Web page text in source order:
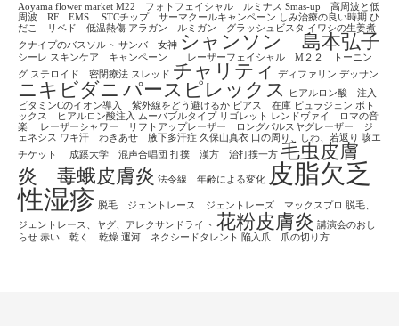
Aoyama flower market M22 フォトフェイシャル ルミナス Smas-up 高周波と低
周波 RF EMS
STCチップ サーマクールキャンペーン しみ治療の良い時期 ひ
だこ リベド 低温熱傷 アラガン ルミガン グラッシュビスタ イワシの生姜煮
クナイプのバスソルト サンバ 女神 シャンソン 島本弘子
シーレ スキンケア キャンペーン レーザーフェイシャル M２２ トーニン
グ ステロイド 密閉療法 スレッド チャリティ ディファリン デッサン
ニキビダニ パースピレックス
ヒアルロン酸 注入
ビタミンCのイオン導入 紫外線をどう避けるか ピアス 在庫 ピュラジェン ボト
ックス ヒアルロン酸注入
ムーバブルタイプ リゴレット レンドヴァイ ロマの音
楽
レーザーシャワー リフトアップレーザー ロングパルスヤグレーザー ジ
ェネシス ワキ汗 わきあせ 腋下多汗症 久保山真衣 口の周り、しわ、若返り 咳エ
チケット
成蹊大学 混声合唱団 打撲 漢方 治打撲一方 毛虫皮膚
炎 毒蛾皮膚炎 法令線 年齢による変化
皮脂欠乏
性湿疹 脱毛 ジェントレース ジェントレーズ マックスプロ
脱毛、
ジェントレース、ヤグ、アレクサンドライト 花粉皮膚炎 講演会のおし
らせ 赤い 乾く 乾燥 運河 ネクシードタレント 陥入爪 爪の切り方